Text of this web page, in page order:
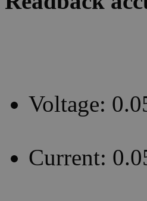
Voltage:
Current: